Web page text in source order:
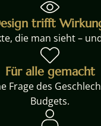
trifft
die man sieht –
Für alle gemacht
Frage des
Budgets.